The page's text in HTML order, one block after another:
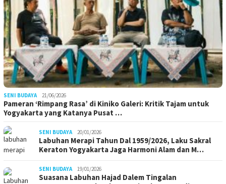
SENI BUDAYA 21/06/2026
Pameran ‘Rimpang Rasa’ di Kiniko Galeri: Kritik Tajam untuk
Yogyakarta yang Katanya Pusat …
SENI BUDAYA 20/01/2026
Labuhan Merapi Tahun Dal 1959/2026, Laku Sakral
Keraton Yogyakarta Jaga Harmoni Alam dan M…
SENI BUDAYA 19/01/2026
Suasana Labuhan Hajad Dalem Tingalan